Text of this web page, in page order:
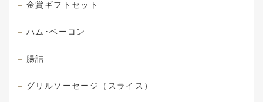
金賞ギフトセット
ハム･ベーコン
腸詰
グリルソーセージ（スライス）